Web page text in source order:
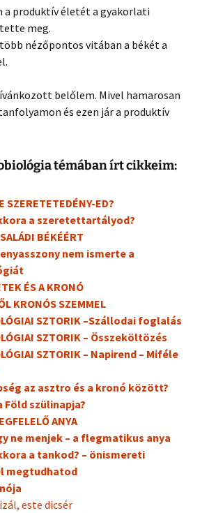
a produktív életét a gyakorlati
meg.
több nézőpontos vitában a békét a
belőlem. Mivel hamarosan
és ezen jár a produktív
témában írt cikkeim:
SZERETETEDÉNY-ED?
a szeretettartályod?
BÉKÉÉRT
nem ismerte a
ÉS A KRONÓ
KRONÓS SZEMMEL
SZTORIK –Szállodai foglalás
SZTORIK – Összeköltözés
SZTORIK – Napirend – Miféle
az asztro és a kronó között?
Föld szülinapja?
ANYA
ne menjek – a flegmatikus anya
a tankod? – önismereti
megtudhatod
este dicsér